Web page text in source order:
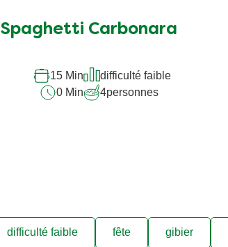
soumise
recipe
Spaghetti Carbonara
15 Min
difficulté faible
0 Min
4personnes
difficulté faible fête gibier